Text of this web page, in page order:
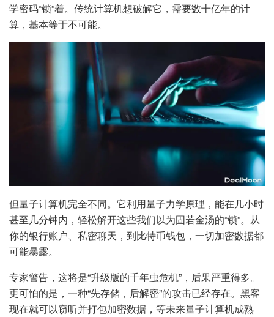
学密码“锁”着。传统计算机想破解它，需要数十亿年的计
算，基本等于不可能。
但量子计算机完全不同。它利用量子力学原理，能在几小时
甚至几分钟内，轻松解开这些我们以为固若金汤的“锁”。从
你的银行账户、私密聊天，到比特币钱包，一切加密数据都
可能暴露。
专家警告，这将是“升级版的千年虫危机”，后果严重得多。
更可怕的是，一种“先存储，后解密”的攻击已经存在。黑客
现在就可以窃听并打包加密数据，等未来量子计算机成熟